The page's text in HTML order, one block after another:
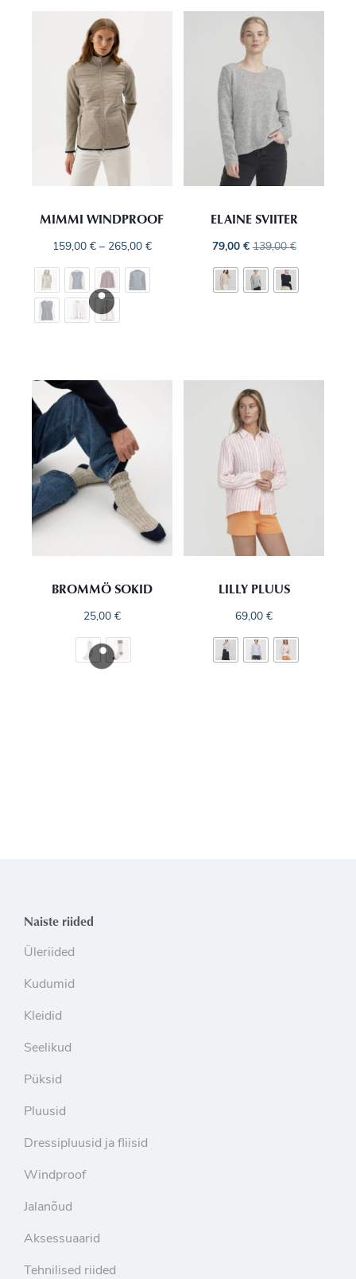
MIMMI WINDPROOF
159,00 € – 265,00 €
ELAINE SVIITER
79,00 € 139,00€
BROMMÖ SOKID
25,00 €
LILLY PLUUS
69,00€
Naiste riided
Üleriided
Kudumid
Kleidid
Seelikud
Püksid
Pluusid
Dressipluusid ja fliisid
Windproof
Jalanõud
Aksessuaarid
Tehnilised riided